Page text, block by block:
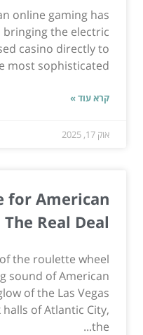
online gaming has
the electric
casino directly to
sophisticated...
קרא עוד »
אוק 17, 2025
for American
Real Deal
the roulette wheel
sound of American
of the Las Vegas
of Atlantic City,
the...